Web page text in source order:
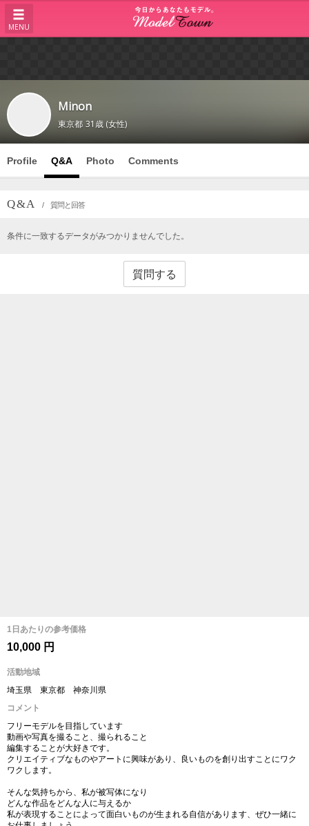
MENU
Minon
東京都 31歳 (女性)
Profile Q&A Photo Comments
Q & A / 質問と回答
質問する
条件に一致するデータがみつかりませんでした。
1日あたりの参考価格
10,000 円
活動地域
埼玉県 東京都 神奈川県
コメント
フリーモデルを目指しています
動画や写真を撮ること、撮られること
編集することが大好きです。
クリエイティブなものやアートに興味があり、良いものを創り出すことにワク
ワクします。
そんな気持ちから、私が被写体になり
どんな作品をどんな人に与えるか
私が表現することによって面白いものが生まれる自信があります、ぜひ一緒に